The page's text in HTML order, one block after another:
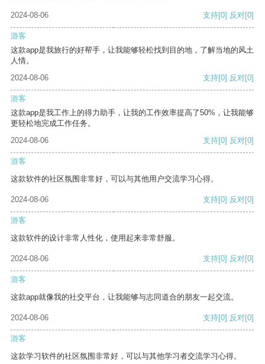
2024-08-06 支持[0] 反对[0]
游客
这款app是我旅行的好帮手，让我能够轻松找到目的地，了解当地的风土
人情。
2024-08-06
支持[0] 反对[0]
游客
这款app是我工作上的得力助手，让我的工作效率提高了50%，让我能够
更轻松地完成工作任务。
2024-08-06
支持[0] 反对[0]
游客
这款软件的社区氛围非常好，可以与其他用户交流学习心得。
2024-08-06 支持[0] 反对[0]
游客
这款软件的设计非常人性化，使用起来非常舒服。
2024-08-06 支持[0] 反对[0]
游客
这款app就像我的社交平台，让我能够与志同道合的朋友一起交流。
2024-08-06 支持[0] 反对[0]
游客
这款学习软件的社区氛围非常好，可以与其他学习者交流学习心得。